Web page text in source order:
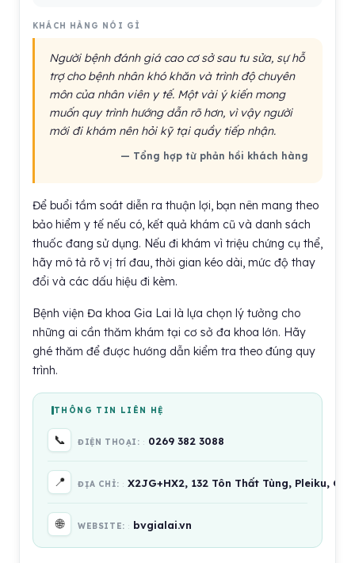
KHÁCH HÀNG NÓI GÌ
Người bệnh đánh giá cao cơ sở sau tu sửa, sự hỗ
trợ cho bệnh nhân khó khăn và trình độ chuyên
môn của nhân viên y tế. Một vài ý kiến mong
muốn quy trình hướng dẫn rõ hơn, vì vậy người
mới đi khám nên hỏi kỹ tại quầy tiếp nhận.
— Tổng hợp từ phản hồi khách hàng
Để buổi tầm soát diễn ra thuận lợi, bạn nên mang theo
bảo hiểm y tế nếu có, kết quả khám cũ và danh sách
thuốc đang sử dụng. Nếu đi khám vì triệu chứng cụ thể,
hãy mô tả rõ vị trí đau, thời gian kéo dài, mức độ thay
đổi và các dấu hiệu đi kèm.
Bệnh viện Đa khoa Gia Lai là lựa chọn lý tưởng cho
những ai cần thăm khám tại cơ sở đa khoa lớn. Hãy
ghé thăm để được hướng dẫn kiểm tra theo đúng quy
trình.
THÔNG TIN LIÊN HỆ
📞 ĐIỆN THOẠI: 0269 382 3088
📍 ĐỊA CHỈ: X2JG+HX2, 132 Tôn Thất Tùng, Pleiku,
🌐 WEBSITE: bvgialai.vn